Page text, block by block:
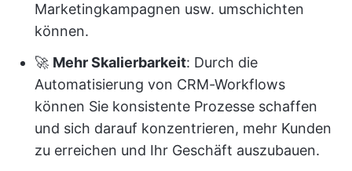
Marketingkampagnen usw. umschichten
können.
🚀 Mehr Skalierbarkeit: Durch die
Automatisierung von CRM-Workflows
können Sie konsistente Prozesse schaffen
und sich darauf konzentrieren, mehr Kunden
zu erreichen und Ihr Geschäft auszubauen.